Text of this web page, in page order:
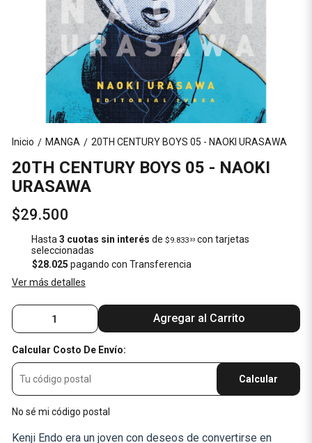
Inicio / MANGA / 20TH CENTURY BOYS 05 - NAOKI URASAWA
20TH CENTURY BOYS 05 - NAOKI
URASAWA
$29.500
Hasta 3 cuotas sin interés de $9.83333con tarjetas
seleccionadas
$28.025 pagando con Transferencia
Ver más detalles
Agregar al Carrito
Calcular Costo De Envío:
Calcular
No sé mi código postal
Kenji Endo era un joven con deseos de convertirse en